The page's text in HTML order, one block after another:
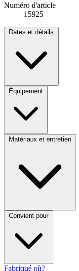
Numéro d'article
15925
Dates et détails
Équipement
Matériaux et entretien
Convient pour
Fabriqué où?